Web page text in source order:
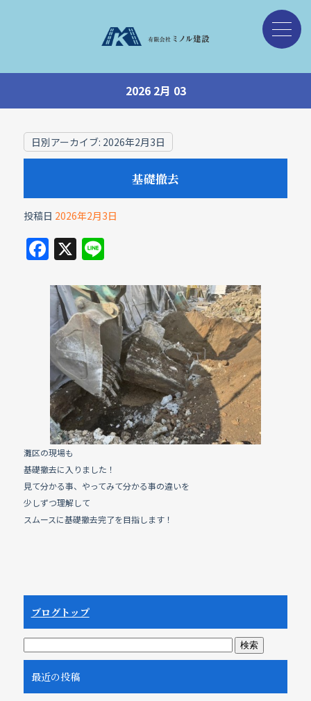
2026 2月 03
日別アーカイブ: 2026年2月3日
基礎撤去
投稿日 2026年2月3日
F
c
e
b
o
o
k
X Li
e
灘区の現場も
基礎撤去に入りました！
見て分かる事、やってみて分かる事の違いを
少しずつ理解して
スムースに基礎撤去完了を目指します！
ブログトップ
最近の投稿